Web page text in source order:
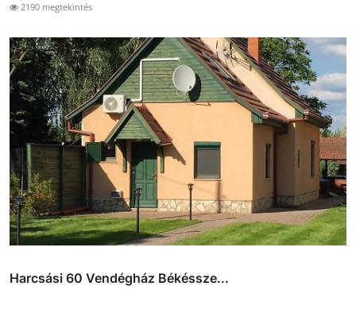
2190 megtekintés
Harcsási 60 Vendégház Békéssze...